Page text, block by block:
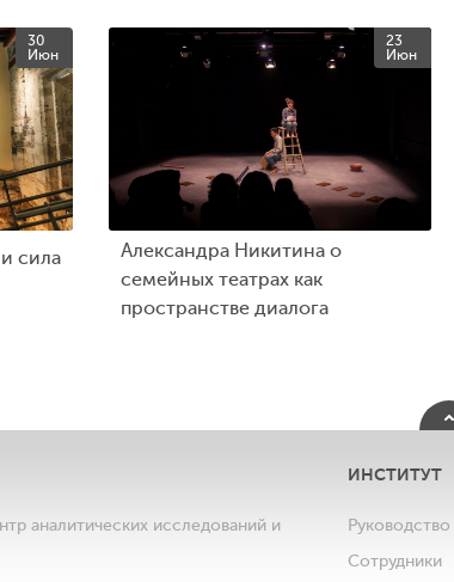
30
Июн
сила
23
Июн
Александра Никитина о
семейных театрах как
пространстве диалога
аналитических исследований и
ИНСТИТУТ
Руководство
Сотрудники